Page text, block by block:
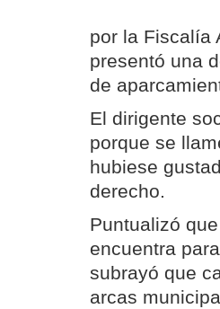
por la Fiscalía
presentó una
de
El dirigente
porque se
hubiese
derecho.
Puntualizó
encuentra
subrayó que
arcas